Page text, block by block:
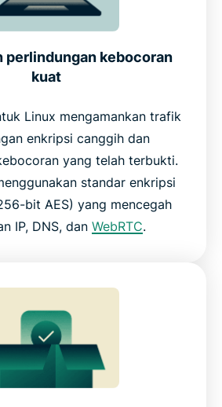
perlindungan kebocoran
kuat
Linux mengamankan trafik
enkripsi canggih dan
yang telah terbukti.
standar enkripsi
bit AES) yang mencegah
IP, DNS, dan WebRTC.